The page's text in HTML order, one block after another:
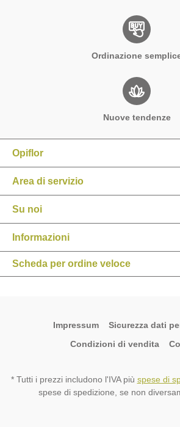
Ordinazione
Nuove tendenze
Opiflor
Area di servizio
Su noi
Informazioni
Scheda per ordine veloce
Impressum
Sicurezza dati
Condizioni di vendita
* Tutti i prezzi includono l'IVA più spese di
spese di spedizione, se non